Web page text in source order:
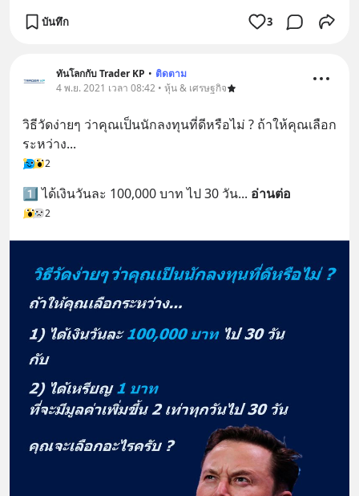
บันทึก 3
ทันโลกกับ Trader KP • ติดตาม
4 พ.ย. 2021 เวลา 08:42 • หุ้น & เศรษฐกิจ
วิธีวัดง่ายๆ ว่าคุณเป็นนักลงทุนที่ดีหรือไม่ ? ถ้าให้คุณเลือก
ระหว่าง...
2
1️⃣ ได้เงินวันละ 100,000 บาท ไป 30 วัน... อ่านต่อ
2